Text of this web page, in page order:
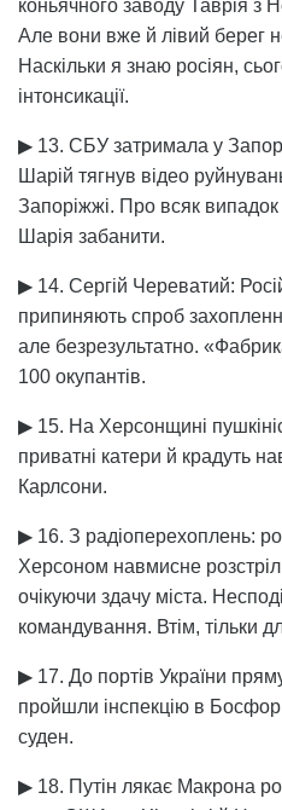
коньячного заводу Таврія з
Але вони вже й лівий берег
Наскільки я знаю росіян,
інтонсикації.
▶ 13. СБУ затримала у
Шарій тягнув відео
Запоріжжі. Про всяк
Шарія забанити.
▶ 14. Сергій Череватий:
припиняють спроб
але безрезультатно.
100 окупантів.
▶ 15. На Херсонщині
приватні катери й крадуть
Карлсони.
▶ 16. З радіоперехоплень:
Херсоном навмисне
очікуючи здачу міста.
командування. Втім, тільки
▶ 17. До портів України
пройшли інспекцію в
суден.
▶ 18. Путін лякає Макрона